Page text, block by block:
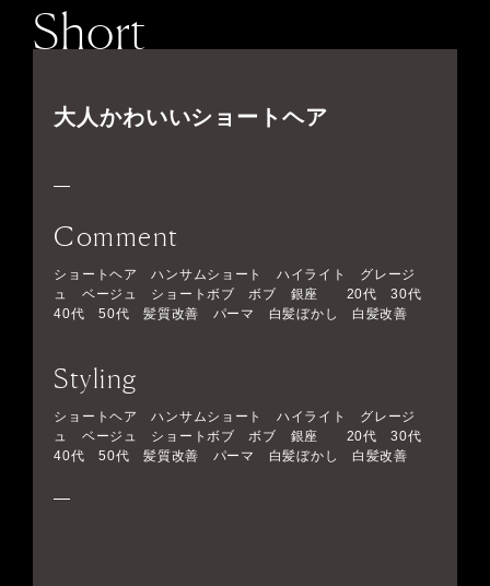
Short
大人かわいいショートヘア
Comment
ショートヘア ハンサムショート ハイライト グレージ
ュ ベージュ ショートボブ ボブ 銀座 20代 30代
40代 50代 髪質改善 パーマ 白髪ぼかし 白髪改善
Styling
ショートヘア ハンサムショート ハイライト グレージ
ュ ベージュ ショートボブ ボブ 銀座 20代 30代
40代 50代 髪質改善 パーマ 白髪ぼかし 白髪改善